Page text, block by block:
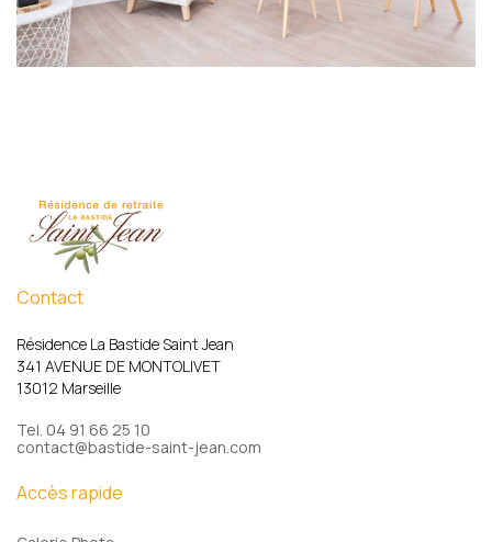
Contact
Résidence La Bastide Saint Jean
341 AVENUE DE MONTOLIVET
13012 Marseille
Tel. 04 91 66 25 10
contact@bastide-saint-jean.com
Accès rapide